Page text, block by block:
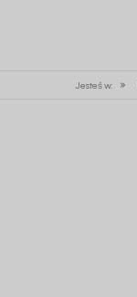
Jesteś w: »